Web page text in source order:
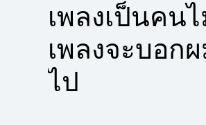
เพลงเป็นคน
เพลงจะบอก
ไป